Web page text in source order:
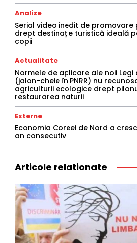
Analize
Serial video inedit de promovare
drept destinație turistică ideală
copii
Actualitate
Normele de aplicare ale noii Legi
(jalon-cheie în PNRR) nu
agriculturii ecologice drept
restaurarea naturii
Externe
Economia Coreei de Nord a
an consecutiv
Articole relationate